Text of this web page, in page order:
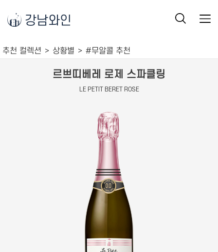
강남와인
추천 컬렉션 상황별 #무알콜 추천
르쁘띠베레 로제 스파클링
LE PETIT BERET ROSE